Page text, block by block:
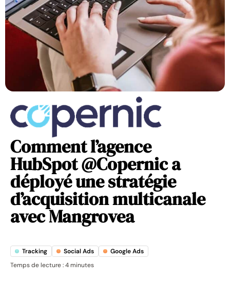
Comment l’agence
HubSpot @Copernic a
déployé une stratégie
d’acquisition multicanale
avec Mangrovea
Google Ads
Social Ads
Tracking
Temps de lecture : 4 minutes